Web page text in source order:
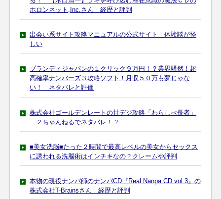
ホロンネット,Inc.さん 経歴と評判
出会い系サイト攻略マニュアルの公式サイト 体験談が怪
しい
ブランディジャパンの１クリック９万円！？業界騒然！超
高確率ナンバーズ３攻略ソフト！月収５０万も夢じゃな
い！ ネタバレと評価
株式会社ゴールデンレートの甘デジ攻略「わらしべ長者」
２ちゃんねるでネタバレ！？
■美女洗脳■たった２時間で最高レベルの美女からセックス
に誘われる洗脳術はインチキなの？クレームや評判
本物の現役ナンパ師のナンパCD『Real Nanpa CD vol.3』の
株式会社T-Brainsさん 経歴と評判